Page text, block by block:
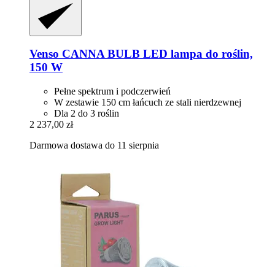
Venso CANNA BULB LED lampa do roślin,
150 W
Pełne spektrum i podczerwień
W zestawie 150 cm łańcuch ze stali nierdzewnej
Dla 2 do 3 roślin
2 237,00 zł
Darmowa dostawa do 11 sierpnia